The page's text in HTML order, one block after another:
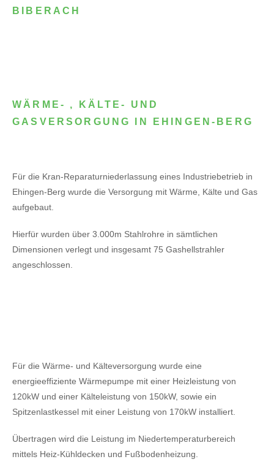
BIBERACH
WÄRME- , KÄLTE- UND
GASVERSORGUNG IN EHINGEN-BERG
Für die Kran-Reparaturniederlassung eines Industriebetrieb in
Ehingen-Berg wurde die Versorgung mit Wärme, Kälte und Gas
aufgebaut.
Hierfür wurden über 3.000m Stahlrohre in sämtlichen
Dimensionen verlegt und insgesamt 75 Gashellstrahler
angeschlossen.
Für die Wärme- und Kälteversorgung wurde eine
energieeffiziente Wärmepumpe mit einer Heizleistung von
120kW und einer Kälteleistung von 150kW, sowie ein
Spitzenlastkessel mit einer Leistung von 170kW installiert.
Übertragen wird die Leistung im Niedertemperaturbereich
mittels Heiz-Kühldecken und Fußbodenheizung.